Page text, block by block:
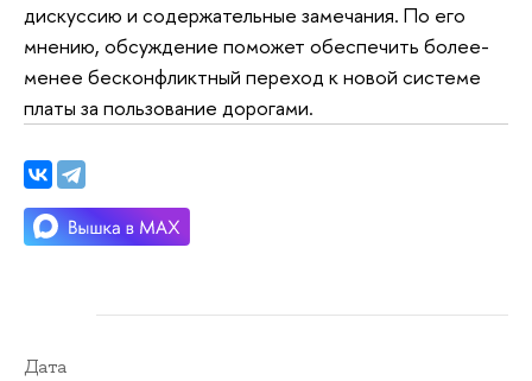
дискуссию и содержательные замечания. По его
мнению, обсуждение поможет обеспечить более-
менее бесконфликтный переход к новой системе
платы за пользование дорогами.
Дата